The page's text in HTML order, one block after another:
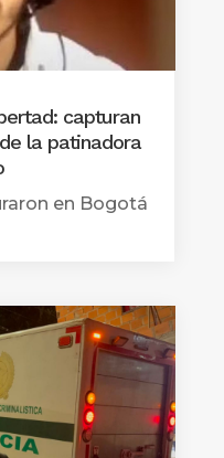
capturan
la patinadora
en Bogotá